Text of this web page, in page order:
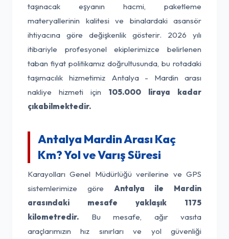
taşınacak eşyanın hacmi, paketleme
materyallerinin kalitesi ve binalardaki asansör
ihtiyacına göre değişkenlik gösterir. 2026 yılı
itibariyle profesyonel ekiplerimizce belirlenen
taban fiyat politikamız doğrultusunda, bu rotadaki
taşımacılık hizmetimiz Antalya - Mardin arası
nakliye hizmeti için 105.000 liraya kadar
çıkabilmektedir.
Antalya Mardin Arası Kaç
Km? Yol ve Varış Süresi
Karayolları Genel Müdürlüğü verilerine ve GPS
sistemlerimize göre Antalya ile Mardin
arasındaki mesafe yaklaşık 1175
kilometredir. Bu mesafe, ağır vasıta
araçlarımızın hız sınırları ve yol güvenliği